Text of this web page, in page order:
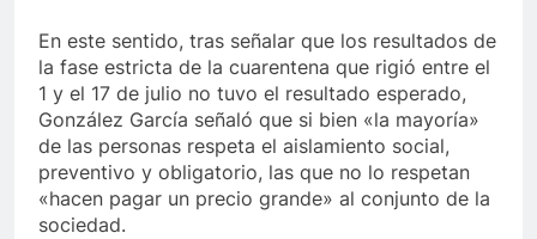
En este sentido, tras señalar que los resultados de
la fase estricta de la cuarentena que rigió entre el
1 y el 17 de julio no tuvo el resultado esperado,
González García señaló que si bien «la mayoría»
de las personas respeta el aislamiento social,
preventivo y obligatorio, las que no lo respetan
«hacen pagar un precio grande» al conjunto de la
sociedad.